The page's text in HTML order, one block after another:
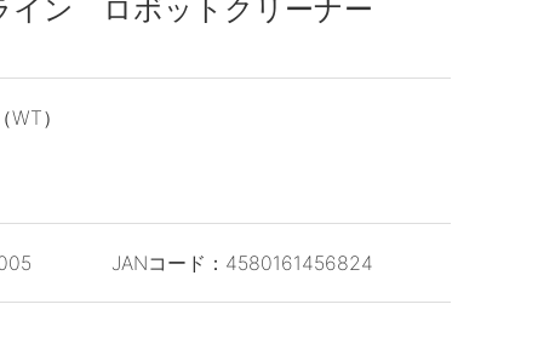
ン ロボットクリーナー
）
JANコード： 4580161456824